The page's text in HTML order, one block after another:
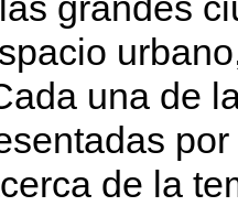
una de
de la